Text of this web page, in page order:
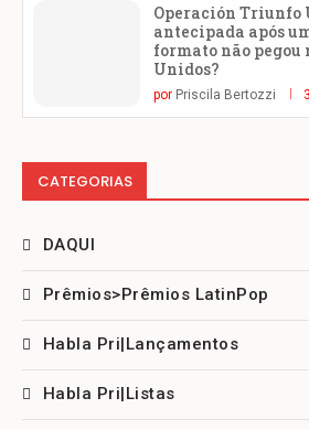
Operación Triunfo
antecipada após
formato não pegou
Unidos?
por Priscila Bertozzi
CATEGORIAS
DAQUI
Prêmios>Prêmios LatinPop
Habla Pri|Lançamentos
Habla Pri|Listas